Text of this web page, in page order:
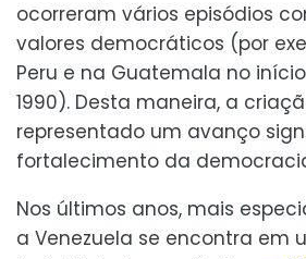
ocorreram vários episódios
valores democráticos (por
Peru e na Guatemala no
1990). Desta maneira, a
representado um avanço
fortalecimento da
Nos últimos anos, mais
a Venezuela se encontra em